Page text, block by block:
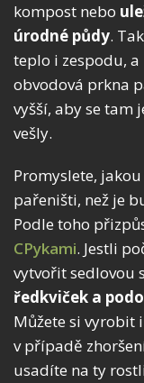
kompost nebo
úrodné půdy.
teplo i zespodu,
obvodová prkna
vyšší, aby se tam
vešly.
Promyslete,
pařeništi, než je
Podle toho
CPykami. Jestli
vytvořit sedlovou
ředkviček a
Můžete si vyrobit
v případě
usadíte na ty